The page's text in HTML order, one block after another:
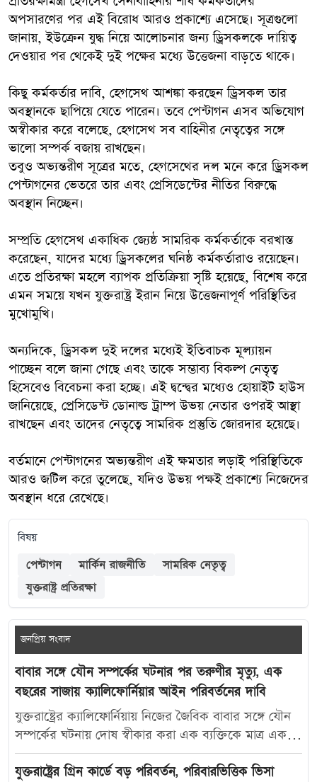
অপসারণের পর এই বিরোধ আরও প্রকাশ্যে এসেছে। সূত্রগুলো
জানায়, ইউক্রেন যুদ্ধ নিয়ে আলোচনার জন্য ড্রিসকলকে দায়িত্ব
দেওয়ার পর থেকেই দুই পক্ষের মধ্যে উত্তেজনা বাড়তে থাকে।
কিছু কর্মকর্তার দাবি, হেগসেথ আশঙ্কা করছেন ড্রিসকল তার
অবস্থানকে ছাপিয়ে যেতে পারেন। তবে পেন্টাগন এসব অভিযোগ
অস্বীকার করে বলেছে, হেগসেথ সব বাহিনীর নেতৃত্বের সঙ্গে
ভালো সম্পর্ক বজায় রাখছেন।
তবুও অভ্যন্তরীণ সূত্রের মতে, হেগসেথের দল মনে করে ড্রিসকল
পেন্টাগনের ভেতরে তার এবং প্রেসিডেন্টের নীতির বিরুদ্ধে
অবস্থান নিচ্ছেন।
সম্প্রতি হেগসেথ একাধিক জ্যেষ্ঠ সামরিক কর্মকর্তাকে বরখাস্ত
করেছেন, যাদের মধ্যে ড্রিসকলের ঘনিষ্ঠ কর্মকর্তারাও রয়েছেন।
এতে প্রতিরক্ষা মহলে ব্যাপক প্রতিক্রিয়া সৃষ্টি হয়েছে, বিশেষ করে
এমন সময়ে যখন যুক্তরাষ্ট্র ইরান নিয়ে উত্তেজনাপূর্ণ পরিস্থিতির
মুখোমুখি।
অন্যদিকে, ড্রিসকল দুই দলের মধ্যেই ইতিবাচক মূল্যায়ন
পাচ্ছেন বলে জানা গেছে এবং তাকে সম্ভাব্য বিকল্প নেতৃত্ব
হিসেবেও বিবেচনা করা হচ্ছে। এই দ্বন্দ্বের মধ্যেও হোয়াইট হাউস
জানিয়েছে, প্রেসিডেন্ট ডোনাল্ড ট্রাম্প উভয় নেতার ওপরই আস্থা
রাখছেন এবং তাদের নেতৃত্বে সামরিক প্রস্তুতি জোরদার হয়েছে।
বর্তমানে পেন্টাগনের অভ্যন্তরীণ এই ক্ষমতার লড়াই পরিস্থিতিকে
আরও জটিল করে তুলেছে, যদিও উভয় পক্ষই প্রকাশ্যে নিজেদের
অবস্থান ধরে রেখেছে।
বিষয়
পেন্টাগন মার্কিন রাজনীতি
সামরিক নেতৃত্ব
যুক্তরাষ্ট্র প্রতিরক্ষা
জনপ্রিয় সংবাদ
বাবার সঙ্গে যৌন সম্পর্কের ঘটনার পর তরুণীর মৃত্যু, এক
বছরের সাজায় ক্যালিফোর্নিয়ার আইন পরিবর্তনের দাবি
যুক্তরাষ্ট্রের ক্যালিফোর্নিয়ায় নিজের জৈবিক বাবার সঙ্গে যৌন
সম্পর্কের ঘটনায় দোষ স্বীকার করা এক ব্যক্তিকে মাত্র এক
বছরের কারাদণ্ড দেওয়ায় নতুন করে বিতর্ক তৈরি হয়েছে।
আদালতের এই রায়ে অসন্তোষ প্রকাশ করে ভুক্তভোগী
যুক্তরাষ্ট্রের গ্রিন কার্ডে বড় পরিবর্তন, পরিবারভিত্তিক ভিসা